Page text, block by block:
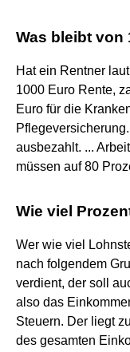
Was bleibt von
Hat ein Rentner
1000 Euro Rente,
Euro für die
ausbezahlt. ...
müssen auf 80
Wie viel
Wer wie viel
nach folgendem
verdient, der soll
also das
Steuern. Der liegt
des gesamten